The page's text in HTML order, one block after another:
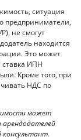
ситуация
предприниматели,
не смогут
находится
Это может
ставка ИПН
Кроме того, при
НДС по
может
арендодателей